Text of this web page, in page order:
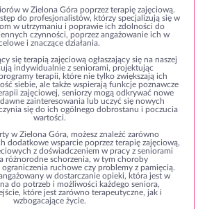
w Zielona Góra poprzez terapię zajęciową.
do profesjonalistów, którzy specjalizują się w
w utrzymaniu i poprawie ich zdolności do
czynności, poprzez angażowanie ich w
i znaczące działania.
się terapią zajęciową ogłaszający się na naszej
indywidualnie z seniorami, projektując
terapii, które nie tylko zwiększają ich
siebie, ale także wspierają funkcje poznawcze
zajęciowej, seniorzy mogą odkrywać nowe
zainteresowania lub uczyć się nowych
się do ich ogólnego dobrostanu i poczucia
wartości.
w Zielona Góra, możesz znaleźć zarówno
dodatkowe wsparcie poprzez terapię zajęciową,
z doświadczeniem w pracy z seniorami
różnorodne schorzenia, w tym choroby
ruchowe czy problemy z pamięcią.
w dostarczanie opieki, która jest w
do potrzeb i możliwości każdego seniora,
które jest zarówno terapeutyczne, jak i
wzbogacające życie.